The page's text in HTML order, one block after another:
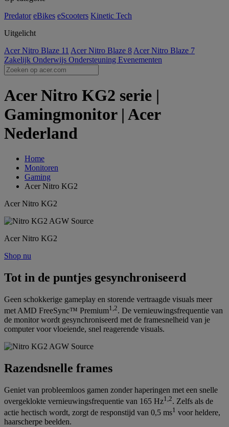
Predator eBikes eScooters Kinetic Tech
Uitgelicht
Acer Nitro Blaze 11 Acer Nitro Blaze 8 Acer Nitro Blaze 7
Zakelijk Onderwijs Ondersteuning Evenementen
Acer Nitro KG2 serie |
Gamingmonitor | Acer
Nederland
Home
Monitoren
Gaming
Acer Nitro KG2
Acer Nitro KG2
Acer Nitro KG2
Shop nu
Tot in de puntjes gesynchroniseerd
Geen schokkerige gameplay en storende vertraagde visuals meer
met AMD FreeSync™ Premium1,2. De vernieuwingsfrequentie van
de monitor wordt gesynchroniseerd met de framesnelheid van je
computer voor vloeiende, snel reagerende visuals.
Razendsnelle frames
Geniet van probleemloos gamen zonder haperingen met een snelle
overgeklokte vernieuwingsfrequentie van 165 Hz1,2. Zelfs als de
actie hectisch wordt, zorgt de responstijd van 0,5 ms1 voor heldere,
haarscherpe beelden.